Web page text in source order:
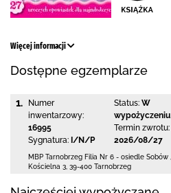
Więcej informacji
Dostępne egzemplarze
1.
Numer
inwentarzowy:
16995
Sygnatura: I/N/P
Status: W
wypożyczeniu
Termin zwrotu:
2026/08/27
MBP Tarnobrzeg Filia Nr 6 - osiedle Sobów
Kościelna 3 39-400 Tarnobrzeg